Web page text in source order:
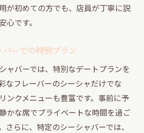
が初めての方でも、店員が丁寧に説
心です。
ーでの特別プラン
ャバーでは、特別なデートプランを
なフレーバーのシーシャだけでな
ンクメニューも豊富です。事前に予
かな席でプライベートな時間を過ご
さらに、特定のシーシャバーでは、